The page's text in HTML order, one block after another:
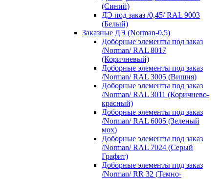
(Синий)
ДЭ под заказ /0,45/ RAL 9003
(Белый)
Заказные ДЭ (Norman-0,5)
Доборные элементы под заказ
/Norman/ RAL 8017
(Коричневый)
Доборные элементы под заказ
/Norman/ RAL 3005 (Вишня)
Доборные элементы под заказ
/Norman/ RAL 3011 (Коричнево-
красный)
Доборные элементы под заказ
/Norman/ RAL 6005 (Зеленый
мох)
Доборные элементы под заказ
/Norman/ RAL 7024 (Серый
Графит)
Доборные элементы под заказ
/Norman/ RR 32 (Темно-